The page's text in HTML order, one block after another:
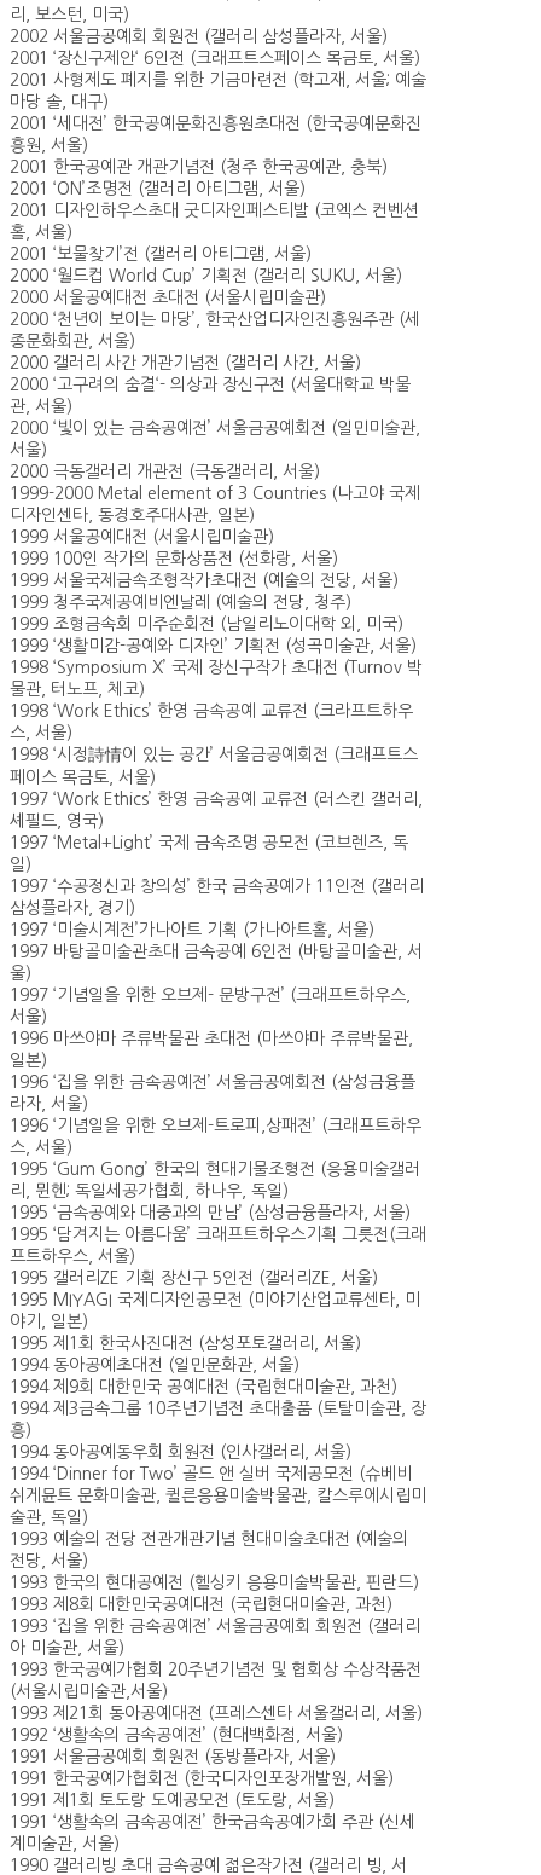
리, 보스턴, 미국)
2002 서울금공예회 회원전 (갤러리 삼성플라자, 서울)
2001 ‘장신구제안‘ 6인전 (크래프트스페이스 목금토, 서울)
2001 사형제도 폐지를 위한 기금마련전 (학고재, 서울; 예술
마당 솔, 대구)
2001 ‘세대전’ 한국공예문화진흥원초대전 (한국공예문화진
흥원, 서울)
2001 한국공예관 개관기념전 (청주 한국공예관, 충북)
2001 ‘ON’조명전 (갤러리 아티그램, 서울)
2001 디자인하우스초대 굿디자인페스티발 (코엑스 컨벤션
홀, 서울)
2001 ‘보물찾기’전 (갤러리 아티그램, 서울)
2000 ‘월드컵 World Cup’ 기획전 (갤러리 SUKU, 서울)
2000 서울공예대전 초대전 (서울시립미술관)
2000 ‘천년이 보이는 마당’, 한국산업디자인진흥원주관 (세
종문화회관, 서울)
2000 갤러리 사간 개관기념전 (갤러리 사간, 서울)
2000 ‘고구려의 숨결‘- 의상과 장신구전 (서울대학교 박물
관, 서울)
2000 ‘빛이 있는 금속공예전’ 서울금공예회전 (일민미술관,
서울)
2000 극동갤러리 개관전 (극동갤러리, 서울)
1999-2000 Metal element of 3 Countries (나고야 국제
디자인센타, 동경호주대사관, 일본)
1999 서울공예대전 (서울시립미술관)
1999 100인 작가의 문화상품전 (선화랑, 서울)
1999 서울국제금속조형작가초대전 (예술의 전당, 서울)
1999 청주국제공예비엔날레 (예술의 전당, 청주)
1999 조형금속회 미주순회전 (남일리노이대학 외, 미국)
1999 ‘생활미감-공예와 디자인’ 기획전 (성곡미술관, 서울)
1998 ‘Symposium X’ 국제 장신구작가 초대전 (Turnov 박
물관, 터노프, 체코)
1998 ‘Work Ethics’ 한영 금속공예 교류전 (크라프트하우
스, 서울)
1998 ‘시정詩情이 있는 공간’ 서울금공예회전 (크래프트스
페이스 목금토, 서울)
1997 ‘Work Ethics’ 한영 금속공예 교류전 (러스킨 갤러리,
셰필드, 영국)
1997 ‘Metal+Light’ 국제 금속조명 공모전 (코브렌즈, 독
일)
1997 ‘수공정신과 창의성’ 한국 금속공예가 11인전 (갤러리
삼성플라자, 경기)
1997 ‘미술시계전’가나아트 기획 (가나아트홀, 서울)
1997 바탕골미술관초대 금속공예 6인전 (바탕골미술관, 서
울)
1997 ‘기념일을 위한 오브제- 문방구전’ (크래프트하우스,
서울)
1996 마쓰야마 주류박물관 초대전 (마쓰야마 주류박물관,
일본)
1996 ‘집을 위한 금속공예전’ 서울금공예회전 (삼성금융플
라자, 서울)
1996 ‘기념일을 위한 오브제-트로피,상패전’ (크래프트하우
스, 서울)
1995 ‘Gum Gong’ 한국의 현대기물조형전 (응용미술갤러
리, 뮌헨; 독일세공가협회, 하나우, 독일)
1995 ‘금속공예와 대중과의 만남’ (삼성금융플라자, 서울)
1995 ‘담겨지는 아름다움’ 크래프트하우스기획 그릇전(크래
프트하우스, 서울)
1995 갤러리ZE 기획 장신구 5인전 (갤러리ZE, 서울)
1995 MIYAGI 국제디자인공모전 (미야기산업교류센타, 미
야기, 일본)
1995 제1회 한국사진대전 (삼성포토갤러리, 서울)
1994 동아공예초대전 (일민문화관, 서울)
1994 제9회 대한민국 공예대전 (국립현대미술관, 과천)
1994 제3금속그룹 10주년기념전 초대출품 (토탈미술관, 장
흥)
1994 동아공예동우회 회원전 (인사갤러리, 서울)
1994 ‘Dinner for Two’ 골드 앤 실버 국제공모전 (슈베비
쉬게뮨트 문화미술관, 퀼른응용미술박물관, 칼스루에시립미
술관, 독일)
1993 예술의 전당 전관개관기념 현대미술초대전 (예술의
전당, 서울)
1993 한국의 현대공예전 (헬싱키 응용미술박물관, 핀란드)
1993 제8회 대한민국공예대전 (국립현대미술관, 과천)
1993 ‘집을 위한 금속공예전’ 서울금공예회 회원전 (갤러리
아 미술관, 서울)
1993 한국공예가협회 20주년기념전 및 협회상 수상작품전
(서울시립미술관,서울)
1993 제21회 동아공예대전 (프레스센타 서울갤러리, 서울)
1992 ‘생활속의 금속공예전’ (현대백화점, 서울)
1991 서울금공예회 회원전 (동방플라자, 서울)
1991 한국공예가협회전 (한국디자인포장개발원, 서울)
1991 제1회 토도랑 도예공모전 (토도랑, 서울)
1991 ‘생활속의 금속공예전’ 한국금속공예가회 주관 (신세
계미술관, 서울)
1990 갤러리빙 초대 금속공예 젊은작가전 (갤러리 빙, 서